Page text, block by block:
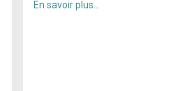
En savoir plus…